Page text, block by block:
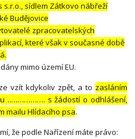
s.r.o., sídlem Zátkovo nábřeží
Budějovice
zpracovatelských
které však v současné době
mimo území EU.
vzít kdykoliv zpět, a to zasláním
..……………. s žádostí o odhlášení,
mailu Hlídacího psa.
že podle Nařízení máte právo: